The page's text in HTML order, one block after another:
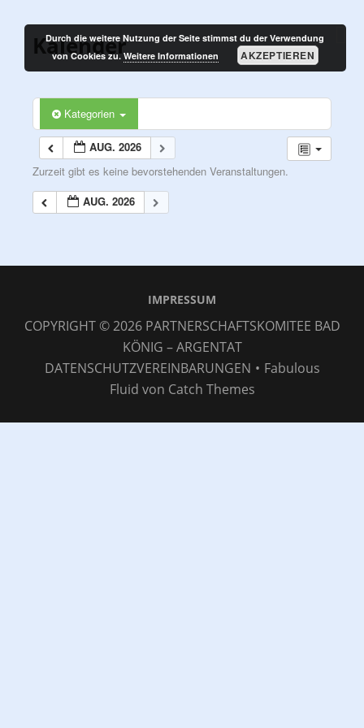
Inhalt
springen
PARTNERSCHAFTSKOMITEE
BAD KÖNIG – ARGENTAT
Kalender
Kategorien
AUG. 2026
Zurzeit gibt es keine bevorstehenden Veranstaltungen.
AUG. 2026
IMPRESSUM
COPYRIGHT © 2026 PARTNERSCHAFTSKOMITEE BAD
KÖNIG – ARGENTAT
DATENSCHUTZVEREINBARUNGEN • Fabulous
Fluid von Catch Themes
Durch die weitere Nutzung der Seite stimmst du der Verwendung
von Cookies zu.Weitere Informationen AKZEPTIEREN